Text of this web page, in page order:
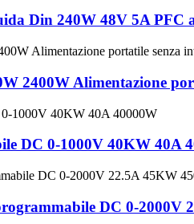
Din 240W 48V 5A PFC
2400W Alimentazione
DC 0-1000V 40KW 40A
DC 0-2000V